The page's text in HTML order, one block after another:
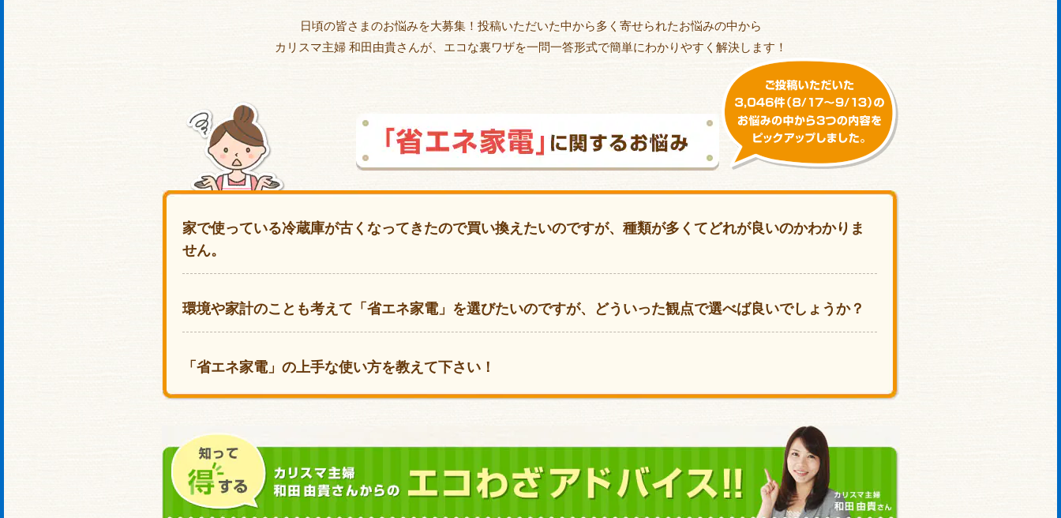
日頃の皆さまのお悩みを大募集！投稿いただいた中から多く寄せられたお悩みの中から
カリスマ主婦 和田由貴さんが、エコな裏ワザを一問一答形式で簡単にわかりやすく解決します！
家で使っている冷蔵庫が古くなってきたので買い換えたいのですが、種類が多くてどれが良いのかわかりま
せん。
環境や家計のことも考えて「省エネ家電」を選びたいのですが、どういった観点で選べば良いでしょうか？
「省エネ家電」の上手な使い方を教えて下さい！